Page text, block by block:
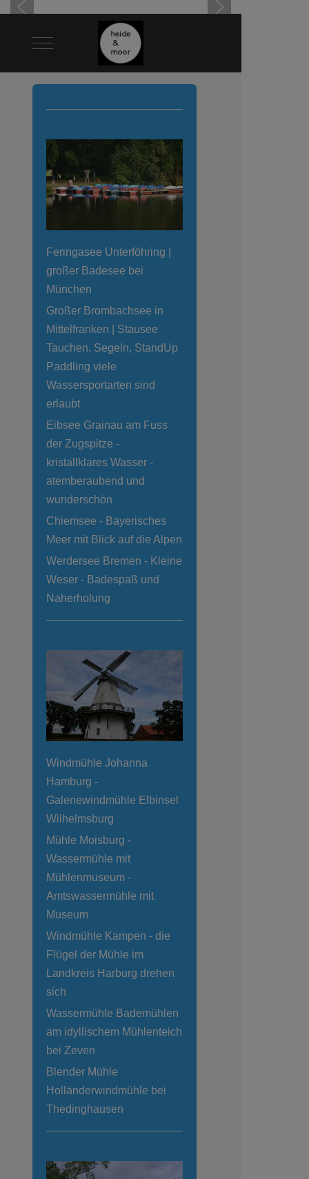
Mobile Menu Toggle
Feringasee Unterföhring |
großer Badesee bei
München
Großer Brombachsee in
Mittelfranken | Stausee
Tauchen, Segeln, StandUp
Paddling viele
Wassersportarten sind
erlaubt
Eibsee Grainau am Fuss
der Zugspitze -
kristallklares Wasser -
atemberaubend und
wunderschön
Chiemsee - Bayerisches
Meer mit Blick auf die Alpen
Werdersee Bremen - Kleine
Weser - Badespaß und
Naherholung
Windmühle Johanna
Hamburg -
Galeriewindmühle Elbinsel
Wilhelmsburg
Mühle Moisburg -
Wassermühle mit
Mühlenmuseum -
Amtswassermühle mit
Museum
Windmühle Kampen - die
Flügel der Mühle im
Landkreis Harburg drehen
sich
Wassermühle Bademühlen
am idyllischem Mühlenteich
bei Zeven
Blender Mühle
Holländerwindmühle bei
Thedinghausen